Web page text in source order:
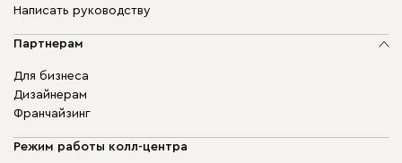
Написать руководству
Партнерам
Для бизнеса
Дизайнерам
Франчайзинг
Режим работы колл-центра